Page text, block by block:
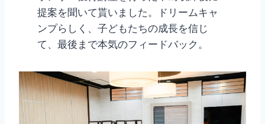
提案を聞いて貰いました。ドリームキャ
ンプらしく、子どもたちの成長を信じ
て、最後まで本気のフィードバック。